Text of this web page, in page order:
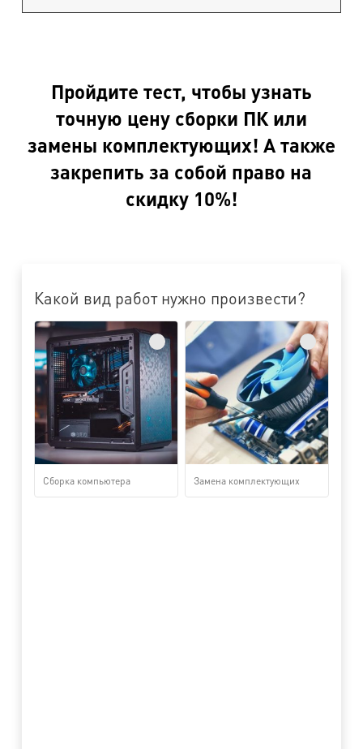
Пройдите тест, чтобы узнать
точную цену сборки ПК или
замены комплектующих! А также
закрепить за собой право на
скидку 10%!
Какой вид работ нужно произвести?
Сборка компьютера Замена комплектующих